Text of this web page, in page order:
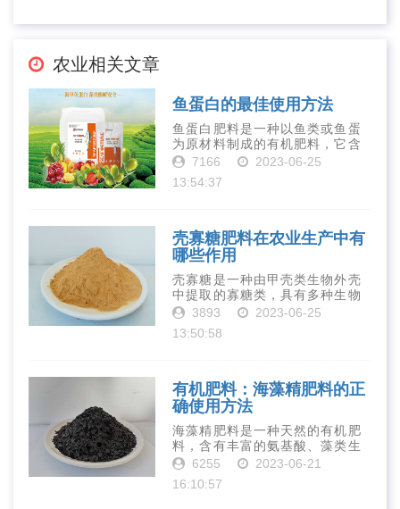
农业相关文章
鱼蛋白的最佳使用方法
鱼蛋白肥料是一种以鱼类或鱼蛋
为原材料制成的有机肥料，它含
有丰富的营养物质，如氮、磷、
元素和植物生长因子。这些营养
7166
2023-06-25
13:54:37
壳寡糖肥料在农业生产中有
哪些作用
壳寡糖是一种由甲壳类生物外壳
中提取的寡糖类，具有多种生物
活性和营养价值。在农业生产
是作为一种新型的有机肥料，壳
3893
2023-06-25
13:50:58
有机肥料：海藻精肥料的正
确使用方法
海藻精肥料是一种天然的有机肥
料，含有丰富的氨基酸、藻类生
长素、维生素、微量元素、蛋白
力、促进植物生长、增强植物抗
6255
2023-06-21
16:10:57